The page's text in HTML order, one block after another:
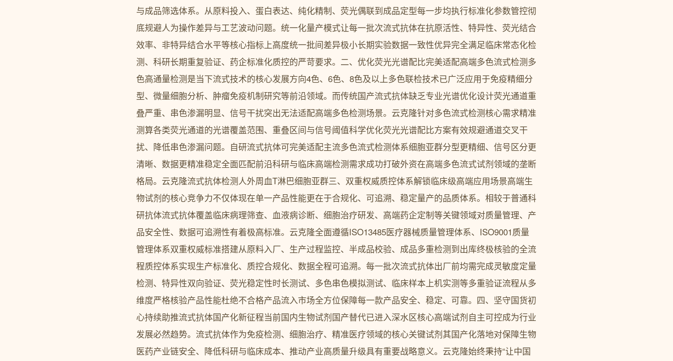
与成品筛选体系。从原料投入、蛋白表达、纯化精制、荧光偶联到成品定型每一步均执行标准化参数管控彻
底规避人为操作差异与工艺波动问题。统一化量产模式让每一批次流式抗体在抗原活性、特异性、荧光结合
效率、非特异结合水平等核心指标上高度统一批间差异极小长期实验数据一致性优异完全满足临床常态化检
测、科研长期重复验证、药企标准化质控的严苛要求。二、优化荧光光谱配比完美适配高端多色流式检测多
色高通量检测是当下流式技术的核心发展方向4色、6色、8色及以上多色联检技术已广泛应用于免疫精细分
型、微量细胞分析、肿瘤免疫机制研究等前沿领域。而传统国产流式抗体缺乏专业光谱优化设计荧光通道重
叠严重、串色渗漏明显、信号干扰突出无法适配高端多色检测场景。云克隆针对多色流式检测核心需求精准
测算各类荧光通道的光谱覆盖范围、重叠区间与信号阈值科学优化荧光光谱配比方案有效规避通道交叉干
扰、降低串色渗漏问题。自研流式抗体可完美适配主流多色流式检测体系细胞亚群分型更精细、信号区分更
清晰、数据更精准稳定全面匹配前沿科研与临床高端检测需求成功打破外资在高端多色流式试剂领域的垄断
格局。云克隆流式抗体检测人外周血T淋巴细胞亚群三、双重权威质控体系解锁临床级高端应用场景高端生
物试剂的核心竞争力不仅体现在单一产品性能更在于合规化、可追溯、稳定量产的品质体系。相较于普通科
研抗体流式抗体覆盖临床病理筛查、血液病诊断、细胞治疗研发、高端药企定制等关键领域对质量管理、产
品安全性、数据可追溯性有着极高标准。云克隆全面遵循ISO13485医疗器械质量管理体系、ISO9001质量
管理体系双重权威标准搭建从原料入厂、生产过程监控、半成品校验、成品多重检测到出库终极核验的全流
程质控体系实现生产标准化、质控合规化、数据全程可追溯。每一批次流式抗体出厂前均需完成灵敏度定量
检测、特异性双向验证、荧光稳定性时长测试、多色串色模拟测试、临床样本上机实测等多重验证流程从多
维度严格核验产品性能杜绝不合格产品流入市场全方位保障每一款产品安全、稳定、可靠。四、坚守国货初
心持续助推流式抗体国产化新征程当前国内生物试剂国产替代已进入深水区核心高端试剂自主可控成为行业
发展必然趋势。流式抗体作为免疫检测、细胞治疗、精准医疗领域的核心关键试剂其国产化落地对保障生物
医药产业链安全、降低科研与临床成本、推动产业高质量升级具有重要战略意义。云克隆始终秉持“让中国